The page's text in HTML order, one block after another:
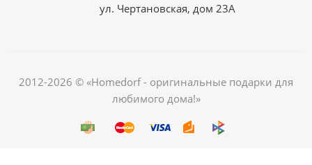
ул. Чертановская, дом 23А
2012-2026 © «Homedorf - оригинальные подарки для
любимого дома!»